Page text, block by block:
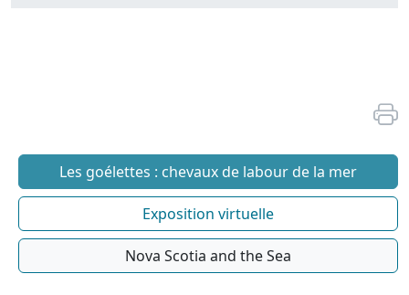
Les goélettes : chevaux de labour de la mer
Exposition virtuelle
Nova Scotia and the Sea